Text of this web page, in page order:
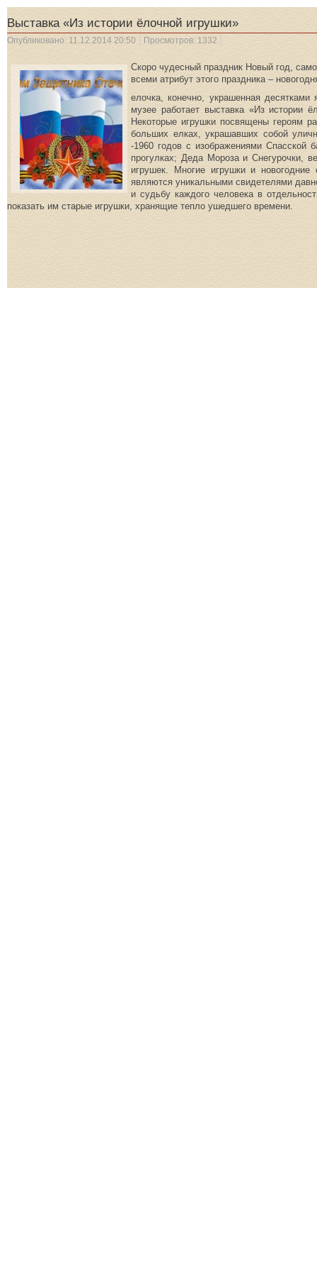
Выставка «Из истории ёлочной игрушки»
Опубликовано: 11.12.2014 20:50 Просмотров: 1332
Скоро чудесный праздник Новый год,
всеми атрибут этого праздника –
елочка, конечно, украшенная
музее работает выставка «Из истории
Некоторые игрушки посвящены героям
больших елках, украшавших собой
-1960 годов с изображениями Спасской
прогулках; Деда Мороза и Снегурочки,
игрушек. Многие игрушки и
являются уникальными свидетелями
и судьбу каждого человека в
показать им старые игрушки, хранящие тепло ушедшего времени.